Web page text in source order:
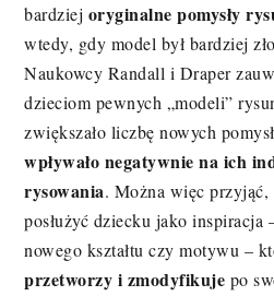
bardziej oryginalne pomysły
wtedy, gdy model był bardziej
Naukowcy Randall i Draper
dzieciom pewnych „modeli”
zwiększało liczbę nowych
wpływało negatywnie na ich
rysowania. Można więc
posłużyć dziecku jako inspiracja
nowego kształtu czy motywu –
przetworzy i zmodyfikuje po